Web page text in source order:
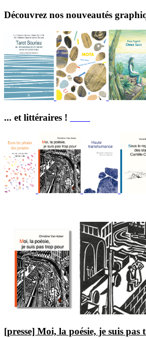
Découvrez nos nouveautés
... et littéraires !
[presse] Moi, la poésie, je suis